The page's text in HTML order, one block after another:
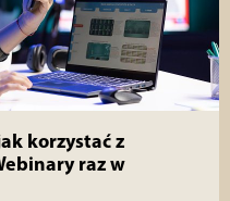
korzystać z
raz w